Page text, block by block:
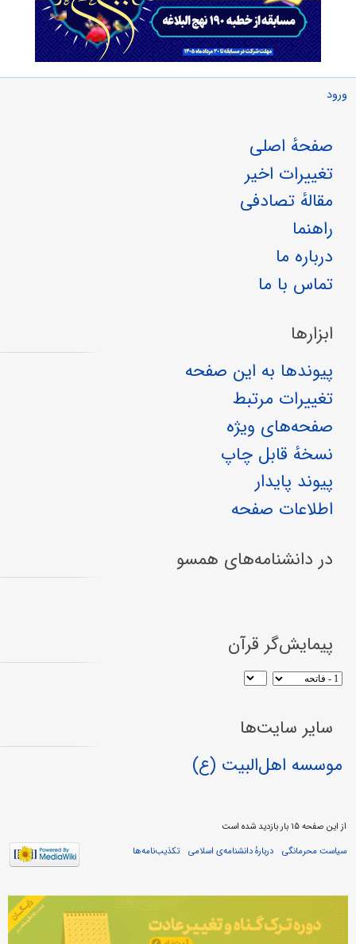
ورود
صفحهٔ اصلی
تغییرات اخیر
مقالهٔ تصادفی
راهنما
درباره ما
تماس با ما
ابزارها
پیوندها به این صفحه
تغییرات مرتبط
صفحه‌های ویژه
نسخهٔ قابل چاپ
پیوند پایدار
اطلاعات صفحه
در دانشنامه‌های همسو
پیمایش‌گر قرآن
سایر سایت‌ها
موسسه اهل‌البیت (ع)
از این صفحه ۱۵ بار بازدید شده است
سیاست محرمانگی
دربارهٔ دانشنامه‌ی اسلامی تکذیب‌نامه‌ها